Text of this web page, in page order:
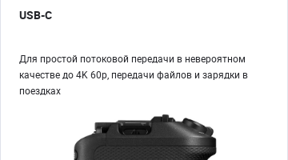
USB-C
Для простой потоковой передачи в невероятном
качестве до 4K 60p, передачи файлов и зарядки в
поездках